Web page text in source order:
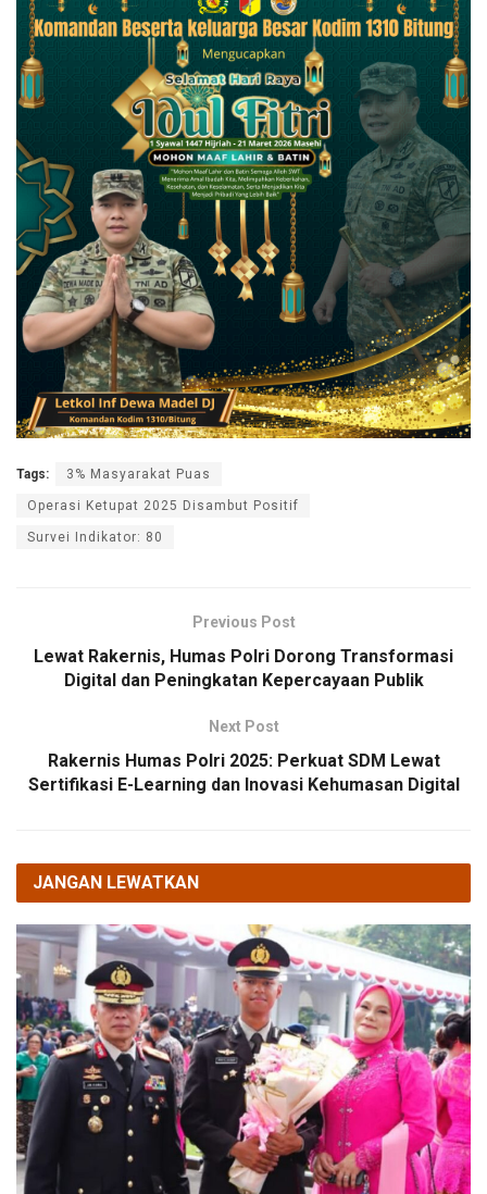
Tags: 3% Masyarakat Puas
Operasi Ketupat 2025 Disambut Positif
Survei Indikator: 80
Previous Post
Lewat Rakernis, Humas Polri Dorong Transformasi
Digital dan Peningkatan Kepercayaan Publik
Next Post
Rakernis Humas Polri 2025: Perkuat SDM Lewat
Sertifikasi E-Learning dan Inovasi Kehumasan Digital
JANGAN LEWATKAN